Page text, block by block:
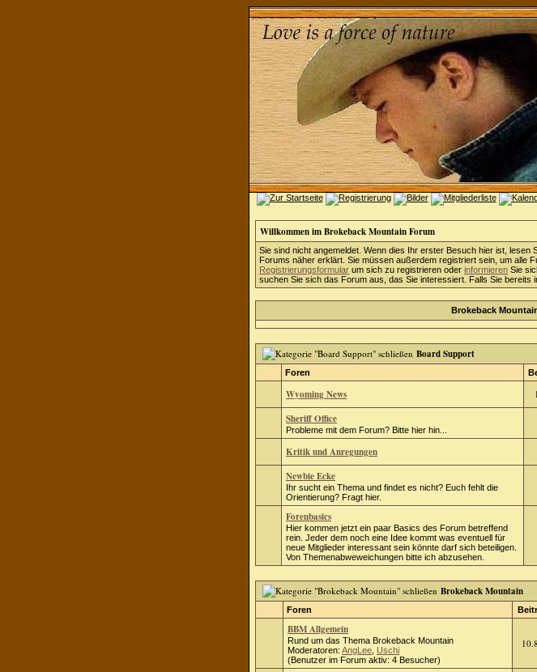
Willkommen im Brokeback Mountain Forum
Sie sind nicht angemeldet. Wenn dies Ihr erster Besuch hier ist, lesen
Forums näher erklärt. Sie müssen außerdem registriert sein, um alle
Registrierungsformular um sich zu registrieren oder informieren Sie
suchen Sie sich das Forum aus, das Sie interessiert. Falls Sie bereits
Brokeback
Board Support
Foren
Wyoming News
Sheriff Office
Probleme mit dem Forum? Bitte hier hin...
Kritik und Anregungen
Newbie Ecke
Ihr sucht ein Thema und findet es nicht? Euch fehlt die
Orientierung? Fragt hier.
Forenbasics
Hier kommen jetzt ein paar Basics des Forum betreffend
rein. Jeder dem noch eine Idee kommt was eventuell für
neue Mitglieder interessant sein könnte darf sich beteiligen.
Von Themenabweweichungen bitte ich abzusehen.
Brokeback Mountain
Foren
BBM Allgemein
Rund um das Thema Brokeback Mountain
Moderatoren: AngLee Uschi
(Benutzer im Forum aktiv: 4 Besucher)